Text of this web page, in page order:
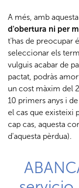
A més, amb
d'obertura ni per
t'has de preocupar
seleccionar els
vulguis acabar de
pactat, podràs
un cost màxim del
10 primers anys i
el cas que existeixi
cap cas, aquesta
d'aquesta pèrdua).